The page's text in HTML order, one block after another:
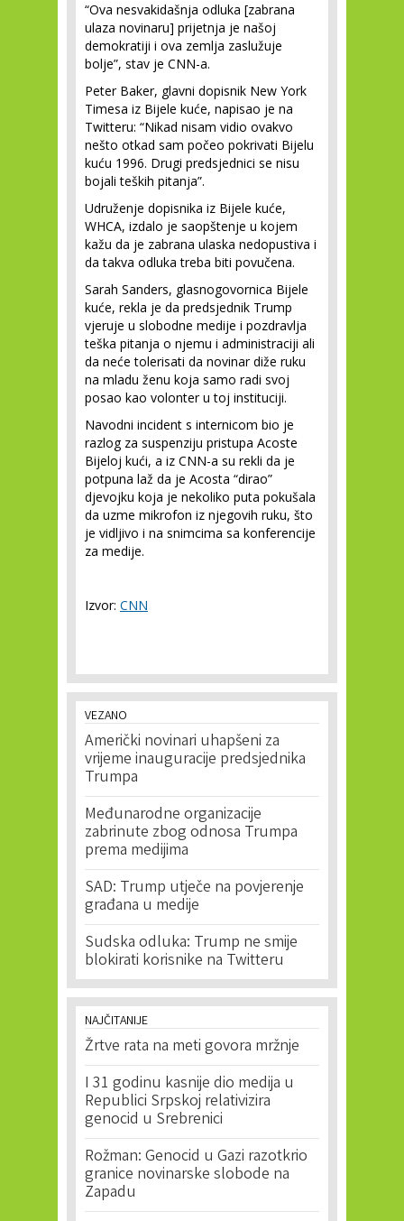
“Ova nesvakidašnja odluka [zabrana
ulaza novinaru] prijetnja je našoj
demokratiji i ova zemlja zaslužuje
bolje”, stav je CNN-a.
Peter Baker, glavni dopisnik New York
Timesa iz Bijele kuće, napisao je na
Twitteru: “Nikad nisam vidio ovakvo
nešto otkad sam počeo pokrivati Bijelu
kuću 1996. Drugi predsjednici se nisu
bojali teških pitanja”.
Udruženje dopisnika iz Bijele kuće,
WHCA, izdalo je saopštenje u kojem
kažu da je zabrana ulaska nedopustiva i
da takva odluka treba biti povučena.
Sarah Sanders, glasnogovornica Bijele
kuće, rekla je da predsjednik Trump
vjeruje u slobodne medije i pozdravlja
teška pitanja o njemu i administraciji ali
da neće tolerisati da novinar diže ruku
na mladu ženu koja samo radi svoj
posao kao volonter u toj instituciji.
Navodni incident s internicom bio je
razlog za suspenziju pristupa Acoste
Bijeloj kući, a iz CNN-a su rekli da je
potpuna laž da je Acosta “dirao”
djevojku koja je nekoliko puta pokušala
da uzme mikrofon iz njegovih ruku, što
je vidljivo i na snimcima sa konferencije
za medije.
Izvor: CNN
VEZANO
Američki novinari uhapšeni za
vrijeme inauguracije predsjednika
Trumpa
Međunarodne organizacije
zabrinute zbog odnosa Trumpa
prema medijima
SAD: Trump utječe na povjerenje
građana u medije
Sudska odluka: Trump ne smije
blokirati korisnike na Twitteru
NAJČITANIJE
Žrtve rata na meti govora mržnje
I 31 godinu kasnije dio medija u
Republici Srpskoj relativizira
genocid u Srebrenici
Rožman: Genocid u Gazi razotkrio
granice novinarske slobode na
Zapadu